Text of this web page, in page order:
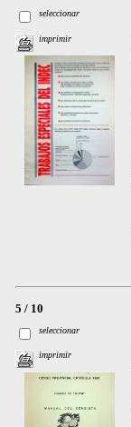
seleccionar
imprimir
5 / 10
seleccionar
imprimir